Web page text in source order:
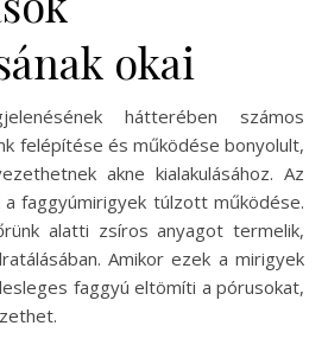
okai
hátterében számos
felépítése és működése bonyolult,
akne kialakulásához. Az
faggyúmirigyek túlzott működése.
alatti zsíros anyagot termelik,
Amikor ezek a mirigyek
faggyú eltömíti a pórusokat,